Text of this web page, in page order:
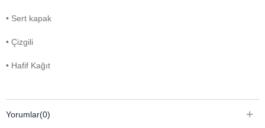
• Sert kapak
• Çizgili
• Hafif Kağıt
Yorumlar(0)